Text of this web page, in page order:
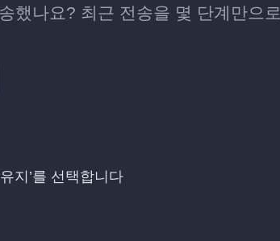
했나요? 최근 전송을 몇 단계만으로
지’를 선택합니다